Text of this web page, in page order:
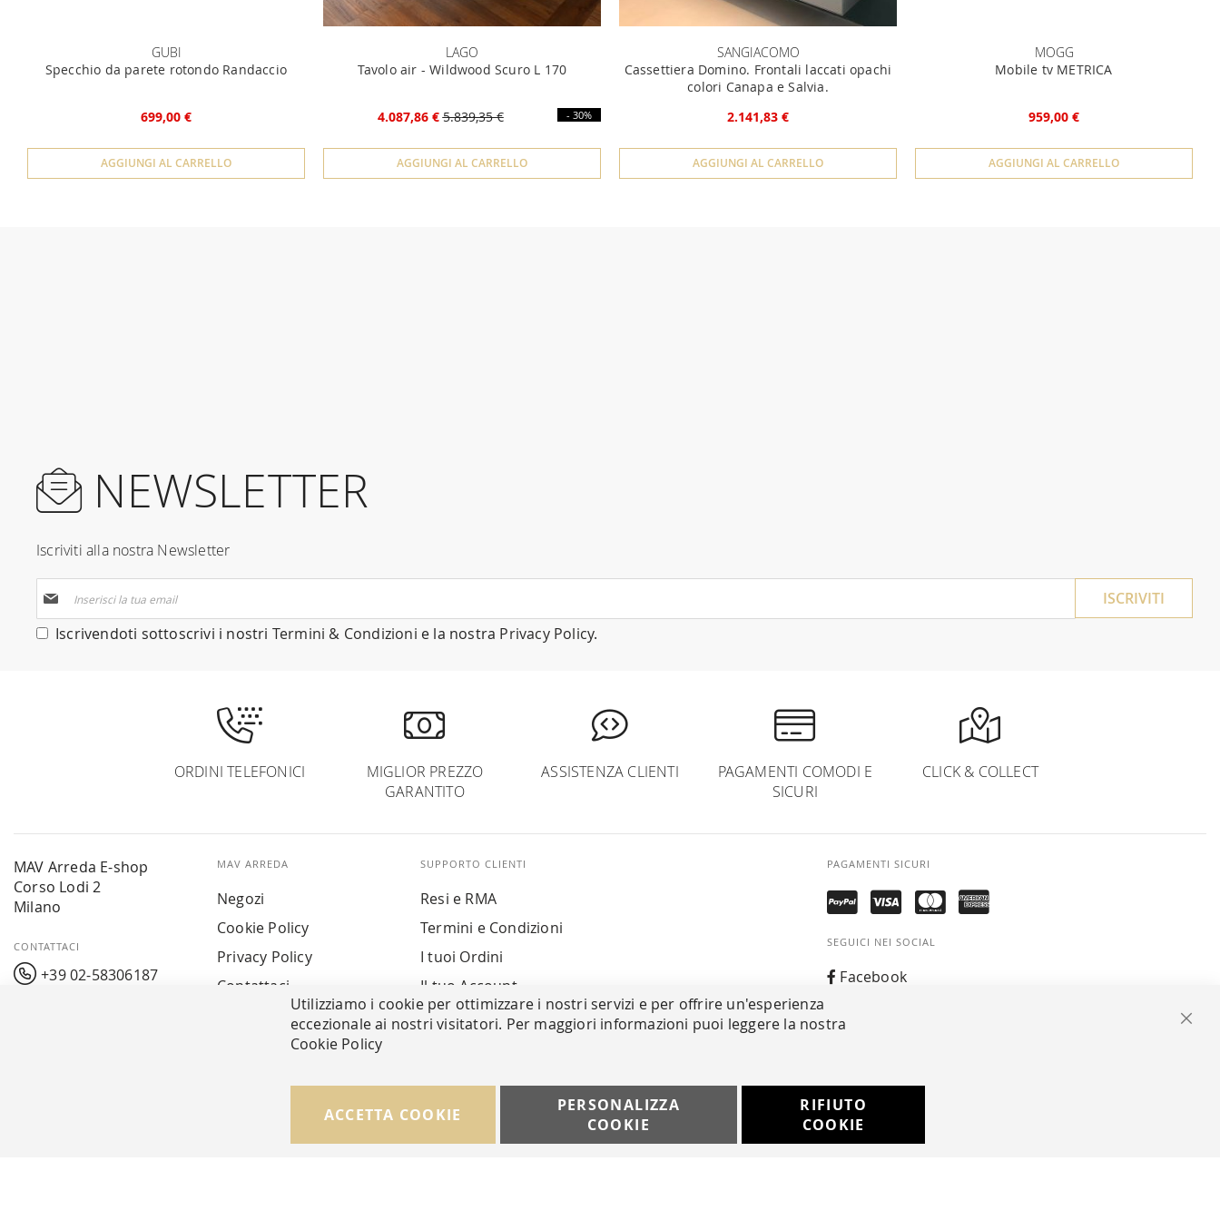
GUBI
Specchio da parete rotondo Randaccio
699,00 €
AGGIUNGI AL CARRELLO
LAGO
Tavolo air - Wildwood Scuro L 170
4.087,86 € 5.839,35 € - 30%
AGGIUNGI AL CARRELLO
SANGIACOMO
Cassettiera Domino. Frontali laccati opachi
colori Canapa e Salvia.
2.141,83 €
AGGIUNGI AL CARRELLO
MOGG
Mobile tv METRICA
959,00 €
AGGIUNGI AL CARRELLO
NEWSLETTER
Iscriviti alla nostra Newsletter
alla
nostra
Iscrivendoti sottoscrivi i nostri Termini & Condizioni e la nostra Privacy Policy.
ISCRIVITI
ORDINI TELEFONICI
MIGLIOR PREZZO
GARANTITO
ASSISTENZA CLIENTI
PAGAMENTI COMODI E
SICURI
CLICK & COLLECT
MAV Arreda E-shop
Corso Lodi 2
Milano
CONTATTACI
+39 02-58306187
MAV ARREDA
Negozi
Cookie Policy
Privacy Policy
Contattaci
SUPPORTO CLIENTI
Resi e RMA
Termini e Condizioni
I tuoi Ordini
Il tuo Account
PAGAMENTI SICURI
SEGUICI NEI SOCIAL
Facebook
Whatsapp
© Copyright MAV Arreda s.r.l. | P.IVA IT05919160969
Utilizziamo i cookie per ottimizzare i nostri servizi e per offrire un'esperienza
eccezionale ai nostri visitatori. Per maggiori informazioni puoi leggere la nostra
Cookie Policy
ACCETTA COOKIE
PERSONALIZZA
COOKIE
RIFIUTO
COOKIE